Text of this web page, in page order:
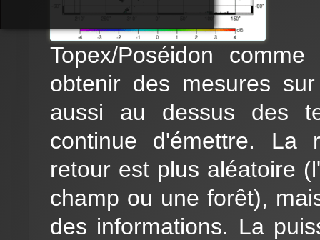
Topex/Poséidon
obtenir des mesures
aussi au dessus des
continue d'émettre. La
retour est plus aléatoire
champ ou une forêt),
des informations. La